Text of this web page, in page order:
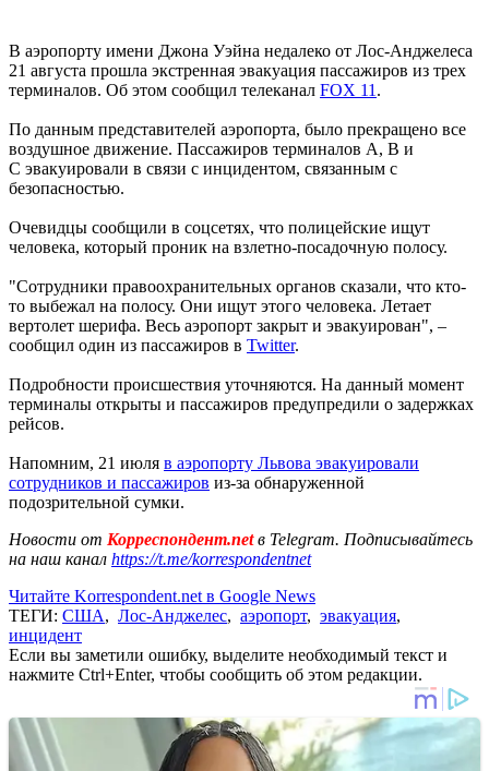
В аэропорту имени Джона Уэйна недалеко от Лос-Анджелеса
21 августа прошла экстренная эвакуация пассажиров из трех
терминалов. Об этом сообщил телеканал FOX 11 .
По данным представителей аэропорта, было прекращено все
воздушное движение. Пассажиров терминалов A, B и
C эвакуировали в связи с инцидентом, связанным с
безопасностью.
Очевидцы сообщили в соцсетях, что полицейские ищут
человека, который проник на взлетно-посадочную полосу.
"Сотрудники правоохранительных органов сказали, что кто-
то выбежал на полосу. Они ищут этого человека. Летает
вертолет шерифа. Весь аэропорт закрыт и эвакуирован", –
сообщил один из пассажиров в Twitter.
Подробности происшествия уточняются. На данный момент
терминалы открыты и пассажиров предупредили о задержках
рейсов.
Напомним, 21 июля в аэропорту Львова эвакуировали
сотрудников и пассажиров из-за обнаруженной
подозрительной сумки.
Новости от Корреспондент.netв Telegram. Подписывайтесь
на наш канал https://t.me/korrespondentnet
Читайте Korrespondent.net в Google News
ТЕГИ: США, Лос-Анджелес, аэропорт, эвакуация,
инцидент
Если вы заметили ошибку, выделите необходимый текст и
нажмите Ctrl+Enter, чтобы сообщить об этом редакции.